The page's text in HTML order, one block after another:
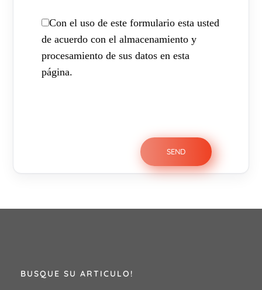
Con el uso de este formulario esta usted
de acuerdo con el almacenamiento y
procesamiento de sus datos en esta
página.
BUSQUE SU ARTICULO!